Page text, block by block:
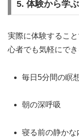
5. 体験から学
実際に体験するこ
心者でも気軽にでき
毎日5分間の瞑
朝の深呼吸
寝る前の静かな